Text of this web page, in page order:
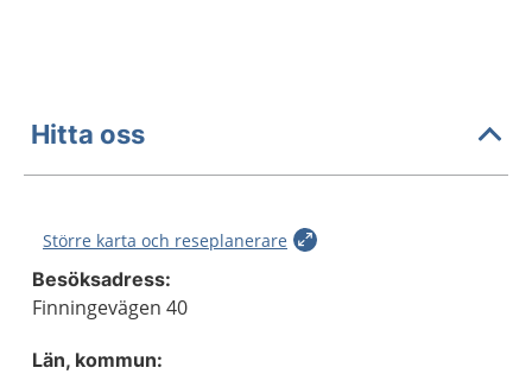
Hitta oss
Större karta och reseplanerare
Besöksadress:
Finningevägen 40
Län, kommun: